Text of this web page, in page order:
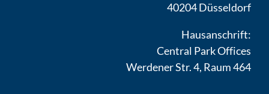
40204 Düsseldorf
Hausanschrift:
Central Park Offices
Werdener Str. 4, Raum 464